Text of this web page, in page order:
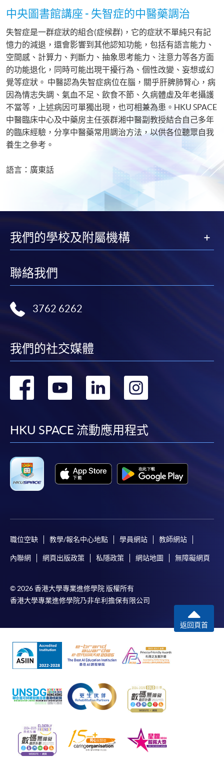
中央圖書館講座 - 失智症的中醫藥調治
失智症是一群症狀的組合(症候群)，它的症狀不單純只有記
憶力的減退，還會影響到其他認知功能，包括有語言能力、
空間感、計算力、判斷力、抽象思考能力、注意力等各方面
的功能退化，同時可能出現干擾行為、個性改變、妄想或幻
覺等症狀。 中醫認為失智症病位在腦，關乎肝脾肺腎心，病
因為情志失調、氣血不足、飲食不節、久病體虛及年老攝護
不當等，上述病因可單獨出現，也可相兼為患。HKU SPACE
中醫臨床中心及中藥房主任張群湘中醫副教授結合自己多年
的臨床經驗，分享中醫藥常用調治方法，以供各位聽眾自我
養生之參考。
語言：廣東話
我們的學校及附屬機構
聯絡我們
3762 6262
我們的社交媒體
轉
facebook
轉
youtube
轉
linkedin
轉
HKU SPACE 流動應用程式
職位空缺 教學/報名中心地點 學員網站 教師網站
內聯網 網頁出版政策 私隱政策 網站地圖 無障礙網頁
© 2026 香港大學專業進修學院 版權所有
香港大學專業進修學院乃非牟利擔保有限公司
返回頁首